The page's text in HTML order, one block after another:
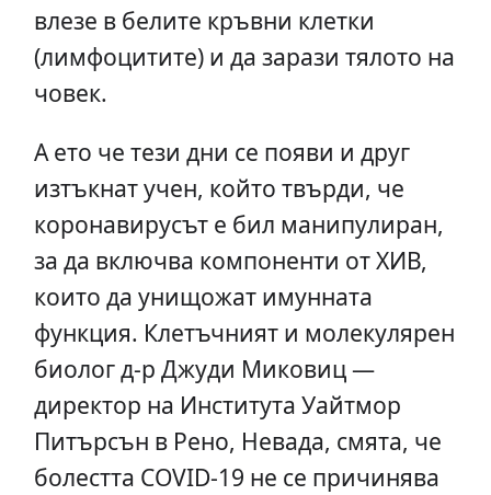
влезе в белите кръвни клетки
(лимфоцитите) и да зарази тялото на
човек.
А ето че тези дни се появи и друг
изтъкнат учен, който твърди, че
коронавирусът е бил манипулиран,
за да включва компоненти от ХИВ,
които да унищожат имунната
функция. Клетъчният и молекулярен
биолог д-р Джуди Миковиц —
директор на Института Уайтмор
Питърсън в Рено, Невада, смята, че
болестта COVID-19 не се причинява